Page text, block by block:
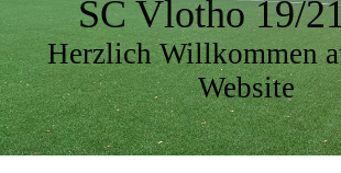
SC Vlotho 19/
Herzlich Willkommen
Website